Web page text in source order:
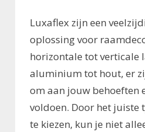
Luxaflex zijn een
oplossing voor
horizontale tot verticale
aluminium tot hout, er
om aan jouw behoeften
voldoen. Door het juiste
te kiezen, kun je niet